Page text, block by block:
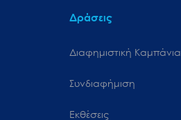
Δράσεις
Διαφημιστική Καμπάνια
Συνδιαφήμιση
Εκθέσεις